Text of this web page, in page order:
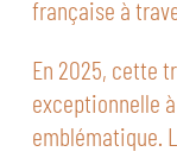
française à
En 2025, cette
exceptionnelle
emblématique.